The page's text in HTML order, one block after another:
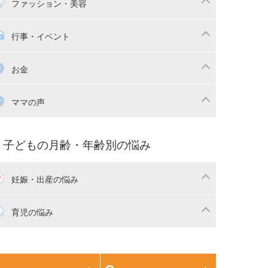
関係・夫婦関係
ファッション・美容
の服・ファッション
行事・イベント
祝い・内祝い
お金
購入
ママの声
てコラム
子どもの月齢・年齢別の悩み
妊娠・出産の悩み
育児の悩み